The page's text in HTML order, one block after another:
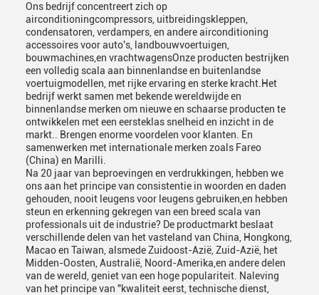
Ons bedrijf concentreert zich op
airconditioningcompressors, uitbreidingskleppen,
condensatoren, verdampers, en andere airconditioning
accessoires voor auto's, landbouwvoertuigen,
bouwmachines,en vrachtwagensOnze producten bestrijken
een volledig scala aan binnenlandse en buitenlandse
voertuigmodellen, met rijke ervaring en sterke kracht.Het
bedrijf werkt samen met bekende wereldwijde en
binnenlandse merken om nieuwe en schaarse producten te
ontwikkelen met een eersteklas snelheid en inzicht in de
markt.. Brengen enorme voordelen voor klanten. En
samenwerken met internationale merken zoals Fareo
(China) en Marilli.
Na 20 jaar van beproevingen en verdrukkingen, hebben we
ons aan het principe van consistentie in woorden en daden
gehouden, nooit leugens voor leugens gebruiken,en hebben
steun en erkenning gekregen van een breed scala van
professionals uit de industrie? De productmarkt beslaat
verschillende delen van het vasteland van China, Hongkong,
Macao en Taiwan, alsmede Zuidoost-Azië, Zuid-Azië, het
Midden-Oosten, Australië, Noord-Amerika,en andere delen
van de wereld, geniet van een hoge populariteit. Naleving
van het principe van "kwaliteit eerst, technische dienst,